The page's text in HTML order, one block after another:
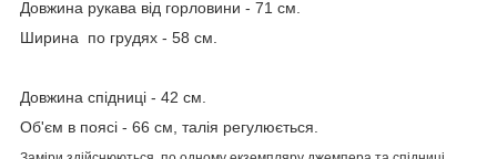
Довжина рукава від горловини - 71 см.
Ширина по грудях - 58 см.
Довжина спідниці - 42 см.
Об'єм в поясі - 66 см, талія регулюється.